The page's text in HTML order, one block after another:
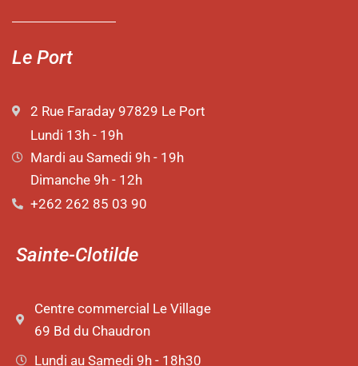
Le Port
2 Rue Faraday 97829 Le Port
Lundi 13h - 19h
Mardi au Samedi 9h - 19h
Dimanche 9h - 12h
+262 262 85 03 90
Sainte-Clotilde
Centre commercial Le Village
69 Bd du Chaudron
Lundi au Samedi 9h - 18h30